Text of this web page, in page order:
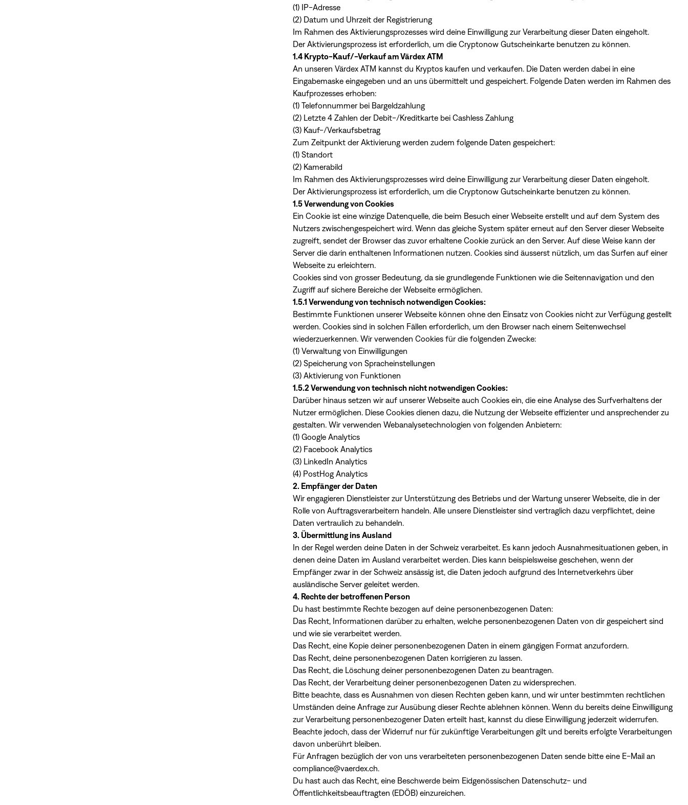
(1) IP-Adresse
(2) Datum und Uhrzeit der Registrierung
Im Rahmen des Aktivierungsprozesses wird deine Einwilligung zur Verarbeitung dieser Daten eingeholt.
Der Aktivierungsprozess ist erforderlich, um die Cryptonow Gutscheinkarte benutzen zu können.
1.4 Krypto-Kauf/-Verkauf am Värdex ATM
An unseren Värdex ATM kannst du Kryptos kaufen und verkaufen. Die Daten werden dabei in eine
Eingabemaske eingegeben und an uns übermittelt und gespeichert. Folgende Daten werden im Rahmen des
Kaufprozesses erhoben:
(1) Telefonnummer bei Bargeldzahlung
(2) Letzte 4 Zahlen der Debit-/Kreditkarte bei Cashless Zahlung
(3) Kauf-/Verkaufsbetrag
Zum Zeitpunkt der Aktivierung werden zudem folgende Daten gespeichert:
(1) Standort
(2) Kamerabild
Im Rahmen des Aktivierungsprozesses wird deine Einwilligung zur Verarbeitung dieser Daten eingeholt.
Der Aktivierungsprozess ist erforderlich, um die Cryptonow Gutscheinkarte benutzen zu können.
1.5 Verwendung von Cookies
Ein Cookie ist eine winzige Datenquelle, die beim Besuch einer Webseite erstellt und auf dem System des
Nutzers zwischengespeichert wird. Wenn das gleiche System später erneut auf den Server dieser Webseite
zugreift, sendet der Browser das zuvor erhaltene Cookie zurück an den Server. Auf diese Weise kann der
Server die darin enthaltenen Informationen nutzen. Cookies sind äusserst nützlich, um das Surfen auf einer
Webseite zu erleichtern.
Cookies sind von grosser Bedeutung, da sie grundlegende Funktionen wie die Seitennavigation und den
Zugriff auf sichere Bereiche der Webseite ermöglichen.
1.5.1 Verwendung von technisch notwendigen Cookies:
Bestimmte Funktionen unserer Webseite können ohne den Einsatz von Cookies nicht zur Verfügung gestellt
werden. Cookies sind in solchen Fällen erforderlich, um den Browser nach einem Seitenwechsel
wiederzuerkennen. Wir verwenden Cookies für die folgenden Zwecke:
(1) Verwaltung von Einwilligungen
(2) Speicherung von Spracheinstellungen
(3) Aktivierung von Funktionen
1.5.2 Verwendung von technisch nicht notwendigen Cookies:
Darüber hinaus setzen wir auf unserer Webseite auch Cookies ein, die eine Analyse des Surfverhaltens der
Nutzer ermöglichen. Diese Cookies dienen dazu, die Nutzung der Webseite effizienter und ansprechender zu
gestalten. Wir verwenden Webanalysetechnologien von folgenden Anbietern:
(1) Google Analytics
(2) Facebook Analytics
(3) LinkedIn Analytics
(4) PostHog Analytics
2. Empfänger der Daten
Wir engagieren Dienstleister zur Unterstützung des Betriebs und der Wartung unserer Webseite, die in der
Rolle von Auftragsverarbeitern handeln. Alle unsere Dienstleister sind vertraglich dazu verpflichtet, deine
Daten vertraulich zu behandeln.
3. Übermittlung ins Ausland
In der Regel werden deine Daten in der Schweiz verarbeitet. Es kann jedoch Ausnahmesituationen geben, in
denen deine Daten im Ausland verarbeitet werden. Dies kann beispielsweise geschehen, wenn der
Empfänger zwar in der Schweiz ansässig ist, die Daten jedoch aufgrund des Internetverkehrs über
ausländische Server geleitet werden.
4. Rechte der betroffenen Person
Du hast bestimmte Rechte bezogen auf deine personenbezogenen Daten:
Das Recht, Informationen darüber zu erhalten, welche personenbezogenen Daten von dir gespeichert sind
und wie sie verarbeitet werden.
Das Recht, eine Kopie deiner personenbezogenen Daten in einem gängigen Format anzufordern.
Das Recht, deine personenbezogenen Daten korrigieren zu lassen.
Das Recht, die Löschung deiner personenbezogenen Daten zu beantragen.
Das Recht, der Verarbeitung deiner personenbezogenen Daten zu widersprechen.
Bitte beachte, dass es Ausnahmen von diesen Rechten geben kann, und wir unter bestimmten rechtlichen
Umständen deine Anfrage zur Ausübung dieser Rechte ablehnen können. Wenn du bereits deine Einwilligung
zur Verarbeitung personenbezogener Daten erteilt hast, kannst du diese Einwilligung jederzeit widerrufen.
Beachte jedoch, dass der Widerruf nur für zukünftige Verarbeitungen gilt und bereits erfolgte Verarbeitungen
davon unberührt bleiben.
Für Anfragen bezüglich der von uns verarbeiteten personenbezogenen Daten sende bitte eine E-Mail an
compliance@vaerdex.ch.
Du hast auch das Recht, eine Beschwerde beim Eidgenössischen Datenschutz- und
Öffentlichkeitsbeauftragten (EDÖB) einzureichen.